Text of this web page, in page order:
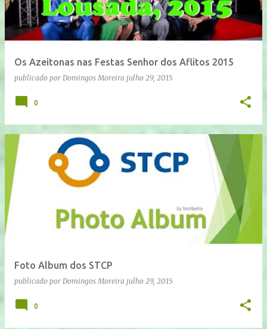
Os Azeitonas nas Festas Senhor dos Aflitos 2015
publicado por Domingos Moreira julho 29, 2015
0
Foto Album dos STCP
publicado por Domingos Moreira julho 29, 2015
0